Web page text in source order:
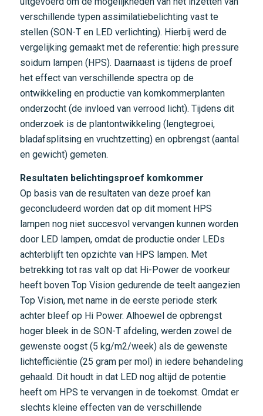
verschillende typen assimilatiebelichting vast te
stellen (SON-T en LED verlichting). Hierbij werd de
vergelijking gemaakt met de referentie: high pressure
soidum lampen (HPS). Daarnaast is tijdens de proef
het effect van verschillende spectra op de
ontwikkeling en productie van komkommerplanten
onderzocht (de invloed van verrood licht). Tijdens dit
onderzoek is de plantontwikkeling (lengtegroei,
bladafsplitsing en vruchtzetting) en opbrengst (aantal
en gewicht) gemeten.
Resultaten belichtingsproef komkommer
Op basis van de resultaten van deze proef kan
geconcludeerd worden dat op dit moment HPS
lampen nog niet succesvol vervangen kunnen worden
door LED lampen, omdat de productie onder LEDs
achterblijft ten opzichte van HPS lampen. Met
betrekking tot ras valt op dat Hi-Power de voorkeur
heeft boven Top Vision gedurende de teelt aangezien
Top Vision, met name in de eerste periode sterk
achter bleef op Hi Power. Alhoewel de opbrengst
hoger bleek in de SON-T afdeling, werden zowel de
gewenste oogst (5 kg/m2/week) als de gewenste
lichtefficiëntie (25 gram per mol) in iedere behandeling
gehaald. Dit houdt in dat LED nog altijd de potentie
heeft om HPS te vervangen in de toekomst. Omdat er
slechts kleine effecten van de verschillende